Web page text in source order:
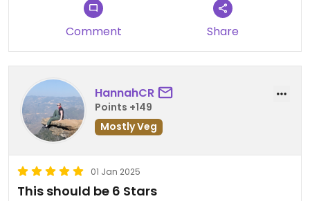
Comment Share
HannahCR
Points +149
Mostly Veg
01 Jan 2025
This should be 6 Stars